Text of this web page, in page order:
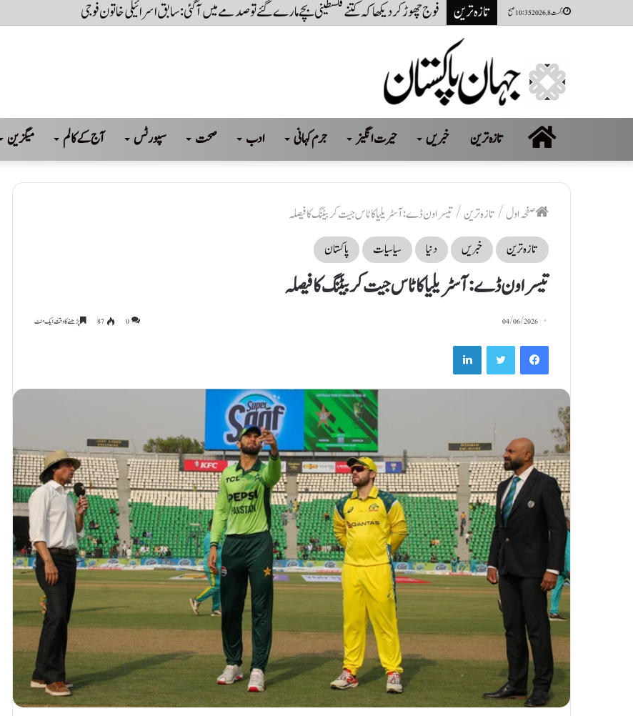
اگست 8, 2026 10:35 صبح تازہ ترین نظام ناکام نہیں ناکام کروایاگیا ہے، جب تک عوام کی حاکمیت تسلیم نہیں کریں گے تب تک سسٹم نہیں چل پائےگا: بلاول
صفحہ
اول
تازہ ترین خبریں حیرت انگیز جرم کہانی ادب صحت سپورٹس آج کے کالم میگزین
صفحہ اول /تازہ ترین/تیسرا ون ڈے: آسٹریلیا کا ٹاس جیت کر بیٹنگ کا فیصلہ
تازہ ترین
خبریں دنیا سیاسیات پاکستان
تیسرا ون ڈے: آسٹریلیا کا ٹاس جیت کر بیٹنگ کا فیصلہ
04/06/2026
0
87 پڑھنے کا وقت ایک منٹ
Facebook
Twitter
LinkedIn